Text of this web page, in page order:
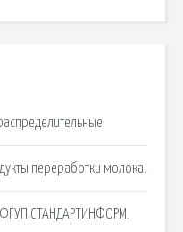
переработки молока.
ФГУП СТАНДАРТИНФОРМ.